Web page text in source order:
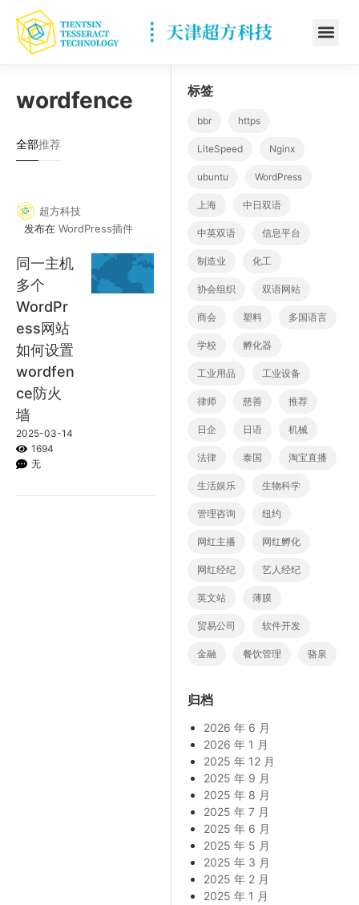
wordfence
全部推荐
超方科技
发布在 WordPress插件
同一主机
多个
WordPr
ess网站
如何设置
wordfen
ce防火
墙
2025-03-14
1694
无
标签
bbr https
LiteSpeed Nginx
ubuntu WordPress
上海 中日双语
中英双语 信息平台
制造业 化工
协会组织 双语网站
商会 塑料 多国语言
学校 孵化器
工业用品 工业设备
律师 慈善 推荐
日企 日语 机械
法律 泰国 淘宝直播
生活娱乐 生物科学
管理咨询 纽约
网红主播 网红孵化
网红经纪 艺人经纪
英文站 薄膜
贸易公司 软件开发
金融 餐饮管理 骆泉
归档
2026 年 6 月
2026 年 1 月
2025 年 12 月
2025 年 9 月
2025 年 8 月
2025 年 7 月
2025 年 6 月
2025 年 5 月
2025 年 3 月
2025 年 2 月
2025 年 1 月